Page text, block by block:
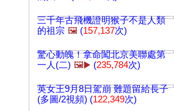
三千年古飛機證明猴子不是人類
的祖宗 🖼️ (157,137次)
驚心動魄！拿命闖北京美聯處第
一人(二) 🖼️▶️ (235,784次)
英女王9月8日駕崩 難題留給長子
(多圖/2視頻) (122,349次)